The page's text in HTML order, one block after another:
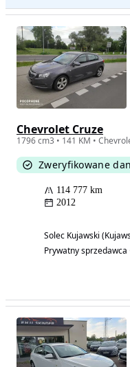
Chevrolet Cruze
1796 cm3 • 141 KM •
Zweryfikowane
114 777 km
2012
Solec Kujawski
Prywatny sprzedawca